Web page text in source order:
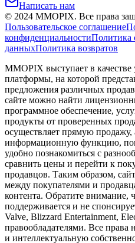
Написать нам
© 2024 MMOPIX. Все права
Пользовательское соглашение
конфиденциальностиПолитика
данныхПолитика возвратов
MMOPIX выступает в
платформы, на которой
предложения различных
сайте можно найти
программное обеспечение,
продукты от проверенных
осуществляет прямую продажу,
информационную функцию,
удобно познакомиться с
сравнить цены и перейти к
продавцов. Таким образом,
между покупателями и
контента. Обратите внимание,
поддерживается и не
Valve, Blizzard Entertainment,
правообладателями. Все
и интеллектуальную